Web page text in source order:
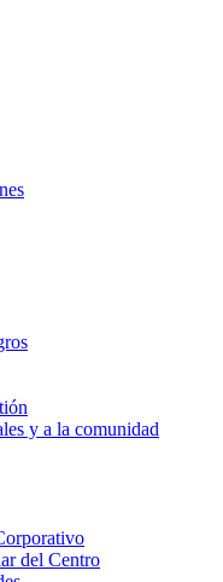
y a la comunidad
del Centro